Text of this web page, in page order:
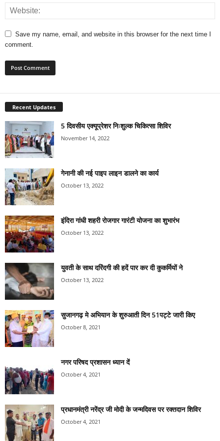
Save my name, email, and website in this browser for the next time I
comment.
Recent Updates
5 दिवसीय एक्यूप्रेशर निःशुल्क चिकित्सा शिविर
November 14, 2022
गेनानी की नई पाइप लाइन डालने का कार्य
October 13, 2022
इंदिरा गांधी शहरी रोजगार गारंटी योजना का शुभारंभ
October 13, 2022
युवती के साथ दरिंदगी की हदें पार कर दी कुकर्मियों ने
October 13, 2022
सुजानगढ़ मे अभियान के शुरुआती दिन 51पट्टे जारी किए
October 8, 2021
नगर परिषद प्रशासन ध्यान दें
October 4, 2021
प्रधानमंत्री नरेंद्र जी मोदी के जन्मदिवस पर रक्तदान शिविर
October 4, 2021